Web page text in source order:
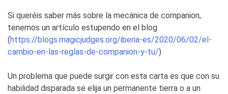
Si queréis saber más sobre la mecánica de companion,
tenemos un artículo estupendo en el blog
(https://blogs.magicjudges.org/iberia-es/2020/06/02/el-
cambio-en-las-reglas-de-companion-y-tu/)
Un problema que puede surgir con esta carta es que con su
habilidad disparada se elija un permanente tierra o a un